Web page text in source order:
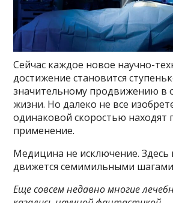
Сейчас каждое новое научно-
достижение становится
значительному продвижению в
жизни. Но далеко не все
одинаковой скоростью находят
применение.
Медицина не исключение. Здесь
движется семимильными
Еще совсем недавно многие